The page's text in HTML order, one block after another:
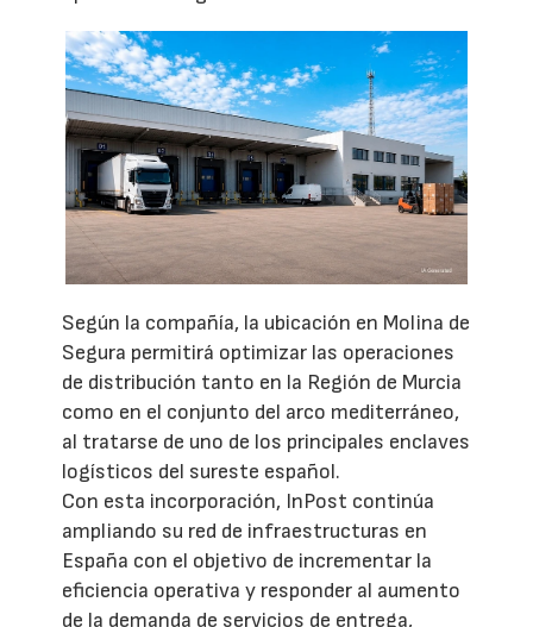
Según la compañía, la ubicación en Molina de
Segura permitirá optimizar las operaciones
de distribución tanto en la Región de Murcia
como en el conjunto del arco mediterráneo,
al tratarse de uno de los principales enclaves
logísticos del sureste español.
Con esta incorporación, InPost continúa
ampliando su red de infraestructuras en
España con el objetivo de incrementar la
eficiencia operativa y responder al aumento
de la demanda de servicios de entrega,